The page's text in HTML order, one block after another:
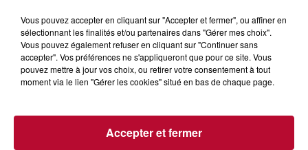
4 août 2026
HÉRAULT, PYRÉNÉES-ORIENTALES : TROIS
Pas besoin de bouteilles de plongée lourdes ni de diplômes
complexes pour observer la vie sous-marine. Cet été, un
masque, un tuba et une paire de palmes...
Vous pouvez accepter en cliquant sur "Accepter et fermer", ou affiner en
sélectionnant les finalités et/ou partenaires dans "Gérer mes choix".
Vous pouvez également refuser en cliquant sur "Continuer sans
accepter". Vos préférences ne s'appliqueront que pour ce site. Vous
pouvez mettre à jour vos choix, ou retirer votre consentement à tout
moment via le lien "Gérer les cookies" situé en bas de chaque page.
Accepter et fermer